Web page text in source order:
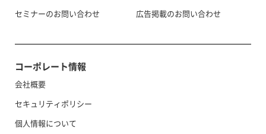
セミナーのお問い合わせ
広告掲載のお問い合わせ
コーポレート情報
会社概要
セキュリティポリシー
個人情報について